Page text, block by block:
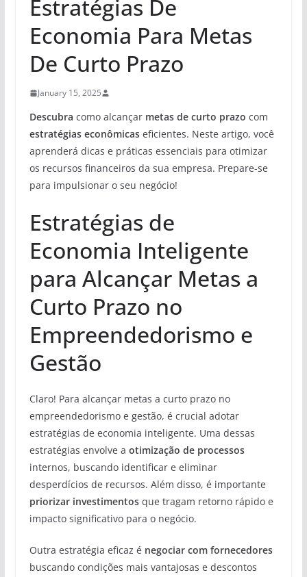
Estratégias De
Economia Para Metas
De Curto Prazo
January 15, 2025
Descubra como alcançar metas de curto prazo com
estratégias econômicaseficientes. Neste artigo, você
aprenderá dicas e práticas essenciais para otimizar
os recursos financeiros da sua empresa. Prepare-se
para impulsionar o seu negócio!
Estratégias de
Economia Inteligente
para Alcançar Metas a
Curto Prazo no
Empreendedorismo e
Gestão
Claro! Para alcançar metas a curto prazo no
empreendedorismo e gestão, é crucial adotar
estratégias de economia inteligente. Uma dessas
estratégias envolve a otimização de processos
internos, buscando identificar e eliminar
desperdícios de recursos. Além disso, é importante
priorizar investimentosque tragam retorno rápido e
impacto significativo para o negócio.
Outra estratégia eficaz é negociar com fornecedores
buscando condições mais vantajosas e descontos